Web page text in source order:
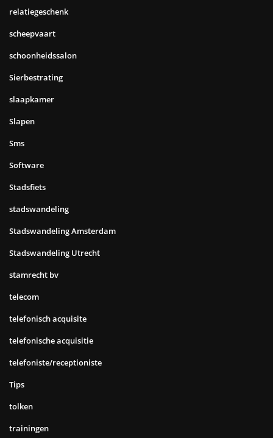
relatiegeschenk
scheepvaart
schoonheidssalon
Sierbestrating
slaapkamer
Slapen
Sms
Software
Stadsfiets
stadswandeling
Stadswandeling Amsterdam
Stadswandeling Utrecht
stamrecht bv
telecom
telefonisch acquisite
telefonische acquisitie
telefoniste/receptioniste
Tips
tolken
trainingen